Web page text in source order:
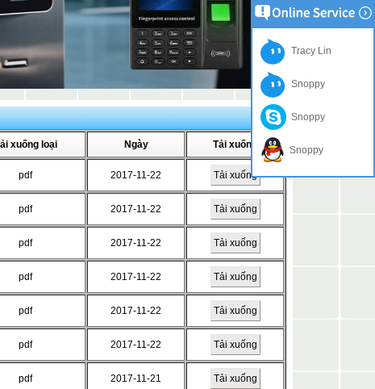
xuống loại Ngày Tải xuống
pdf 2017-11-22 Tải xuống
pdf 2017-11-22 Tải xuống
pdf 2017-11-22 Tải xuống
pdf 2017-11-22 Tải xuống
pdf 2017-11-22 Tải xuống
pdf 2017-11-22 Tải xuống
pdf 2017-11-21 Tải xuống
Tracy Lin
Snoppy
Snoppy
Snoppy